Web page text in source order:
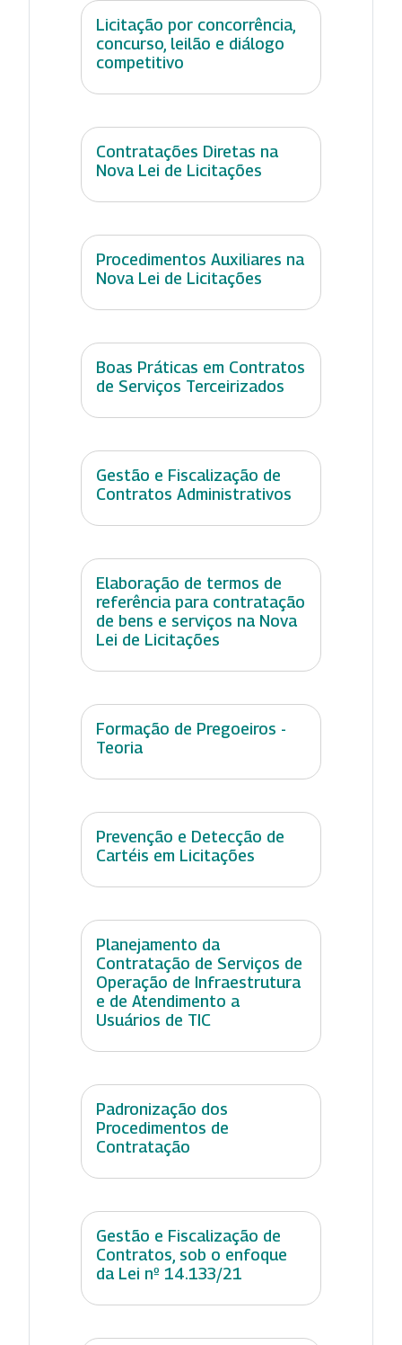
Licitação por concorrência,
concurso, leilão e diálogo
competitivo
Contratações Diretas na
Nova Lei de Licitações
Procedimentos Auxiliares na
Nova Lei de Licitações
Boas Práticas em Contratos
de Serviços Terceirizados
Gestão e Fiscalização de
Contratos Administrativos
Elaboração de termos de
referência para contratação
de bens e serviços na Nova
Lei de Licitações
Formação de Pregoeiros -
Teoria
Prevenção e Detecção de
Cartéis em Licitações
Planejamento da
Contratação de Serviços de
Operação de Infraestrutura
e de Atendimento a
Usuários de TIC
Padronização dos
Procedimentos de
Contratação
Gestão e Fiscalização de
Contratos, sob o enfoque
da Lei nº 14.133/21